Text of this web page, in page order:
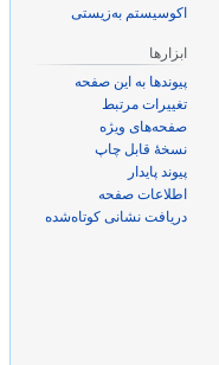
اکوسیستم به‌زیستی
ابزارها
پیوندها به این صفحه
تغییرات مرتبط
صفحه‌های ویژه
نسخهٔ قابل چاپ
پیوند پایدار
اطلاعات صفحه
دریافت نشانی کوتاه‌شده